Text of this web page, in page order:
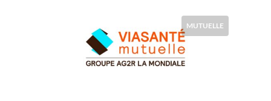
MUTUELLE